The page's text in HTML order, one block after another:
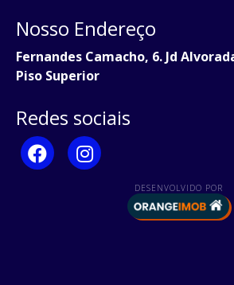
Nosso Endereço
Fernandes Camacho, 6. Jd
Piso Superior
Redes sociais
DESENVOLVIDO POR